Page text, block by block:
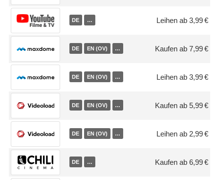
DE … Leihen ab 3,99 €
DE EN (OV) … Kaufen ab 7,99 €
DE EN (OV) … Leihen ab 3,99 €
DE EN (OV) … Kaufen ab 5,99 €
DE EN (OV) … Leihen ab 2,99 €
DE … Kaufen ab 6,99 €